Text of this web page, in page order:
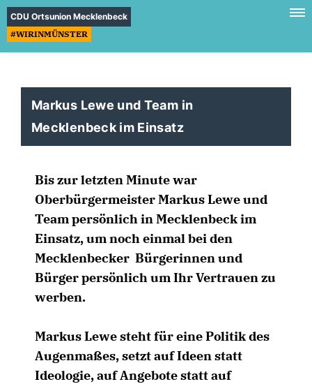
CDU Ortsunion Mecklenbeck
#WIRINMÜNSTER
Markus Lewe und Team in
Mecklenbeck im Einsatz
Bis zur letzten Minute war
Oberbürgermeister Markus Lewe und
Team persönlich in Mecklenbeck im
Einsatz, um noch einmal bei den
Mecklenbecker Bürgerinnen und
Bürger persönlich um Ihr Vertrauen zu
werben.
Markus Lewe steht für eine Politik des
Augenmaßes, setzt auf Ideen statt
Ideologie, auf Angebote statt auf